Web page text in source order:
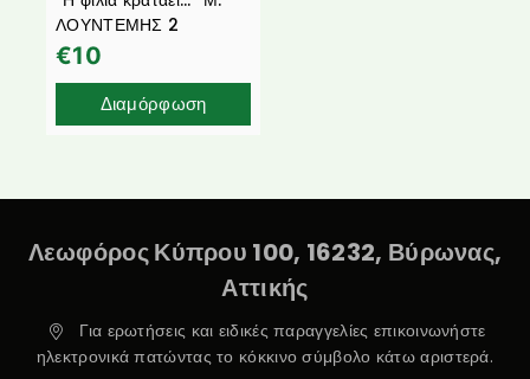
ΛΟΥΝΤΕΜΗΣ 2
€10
Διαμόρφωση
Λεωφόρος Κύπρου 100, 16232, Βύρωνας,
Αττικής
Για ερωτήσεις και ειδικές παραγγελίες επικοινωνήστε
ηλεκτρονικά πατώντας το κόκκινο σύμβολο κάτω αριστερά.